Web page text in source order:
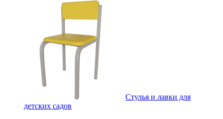
Стулья и лавки для
детских садов